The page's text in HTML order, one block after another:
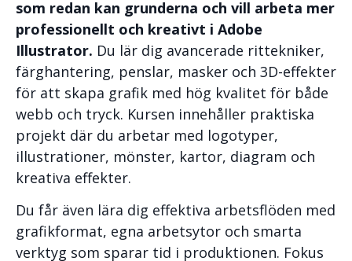
som redan kan grunderna och vill arbeta mer
professionellt och kreativt i Adobe
Illustrator. Du lär dig avancerade rittekniker,
färghantering, penslar, masker och 3D-effekter
för att skapa grafik med hög kvalitet för både
webb och tryck. Kursen innehåller praktiska
projekt där du arbetar med logotyper,
illustrationer, mönster, kartor, diagram och
kreativa effekter.
Du får även lära dig effektiva arbetsflöden med
grafikformat, egna arbetsytor och smarta
verktyg som sparar tid i produktionen. Fokus